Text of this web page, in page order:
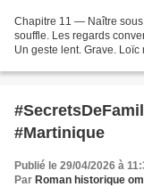
Chapitre 11 — Naître
souffle. Les regards
Un geste lent. Grave.
#Martinique
Publié le 29/04/2026 à
Par Roman historique